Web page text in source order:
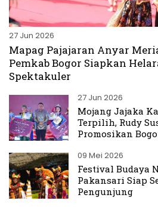
27 Jun 2026
Mapag Pajajaran Anyar
Pemkab Bogor Siapkan
Spektakuler
27 Jun 2026
Mojang Jajaka
Terpilih, Rudy
Promosikan
09 Mei 2026
Festival Budaya
Pakansari Siap
Pengunjung